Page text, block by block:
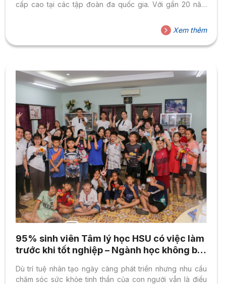
cấp cao tại các tập đoàn đa quốc gia. Với gần 20 năm
sàng, Cô đã có một hành trình sự nghiệp đầy khác biệt.
Trong đó, HSU là nơi định hình bản thân cũng như định
hướng sự nghiệp của Cô trên chặng đường này.
Xem thêm
95% sinh viên Tâm lý học HSU có việc làm
trước khi tốt nghiệp – Ngành học không bị
Dù trí tuệ nhân tạo ngày càng phát triển nhưng nhu cầu
chăm sóc sức khỏe tinh thần của con người vẫn là điều